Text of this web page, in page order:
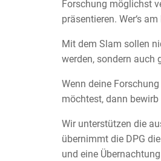
Forschung möglichst
präsentieren. Wer‘s
Mit dem Slam sollen
werden, sondern auch
Wenn deine
möchtest, dann
Wir unterstützen die
übernimmt die DPG
und eine